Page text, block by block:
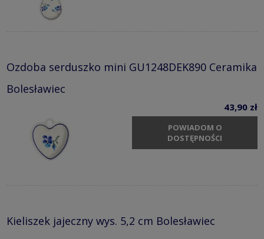
Ozdoba serduszko mini GU1248DEK890 Ceramika
Bolesławiec
43,90 zł
POWIADOM O
DOSTĘPNOŚCI
Kieliszek jajeczny wys. 5,2 cm Bolesławiec